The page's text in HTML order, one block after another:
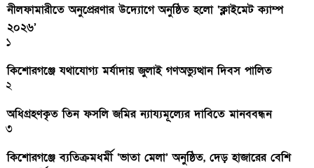
নীলফামারীতে অনুপ্রেরণার উদ্যোগে অনুষ্ঠিত হলো ‘ক্লাইমেট ক্যাম্প
২০২৬’
১
কিশোরগঞ্জে যথাযোগ্য মর্যাদায় জুলাই গণঅভ্যুত্থান দিবস পালিত
২
অধিগ্রহণকৃত তিন ফসলি জমির ন্যায্যমূল্যের দাবিতে মানববন্ধন
৩
কিশোরগঞ্জে ব্যতিক্রমধর্মী ‘ভাতা মেলা’ অনুষ্ঠিত, দেড় হাজারের বেশি